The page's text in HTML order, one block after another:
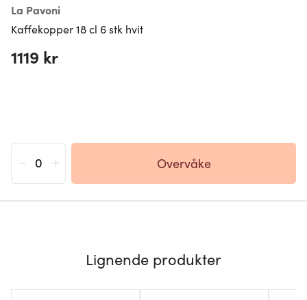
La Pavoni
Kaffekopper 18 cl 6 stk hvit
1119 kr
Overvåke
Lignende produkter